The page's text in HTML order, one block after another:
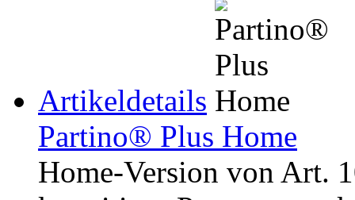
Artikeldetails
Partino® Plus Home
Home-Version von Art.